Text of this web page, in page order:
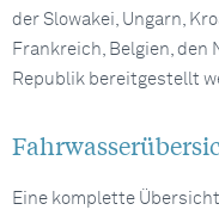
der Slowakei, Ungarn,
Frankreich, Belgien, den
Republik bereitgestellt
Eine komplette